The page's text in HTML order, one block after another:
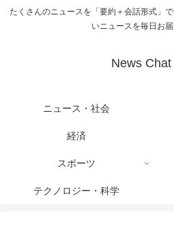
たくさんのニュースを「要約＋会話形式」
いニュースを毎日お届
News Chat
ニュース・社会
経済
スポーツ
テクノロジー・科学